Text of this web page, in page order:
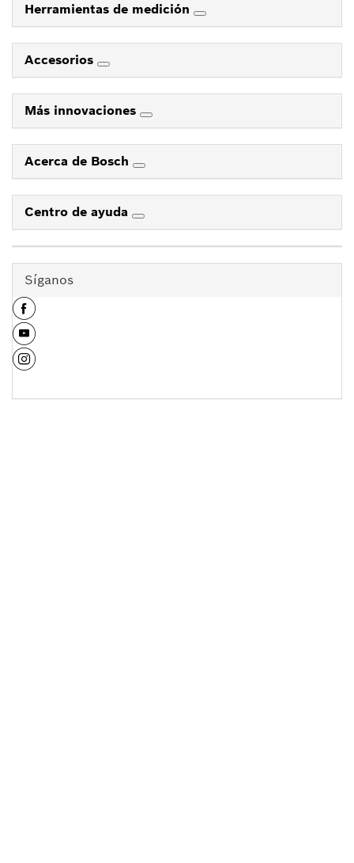
Herramientas de medición
Accesorios
Más innovaciones
Acerca de Bosch
Centro de ayuda
Síganos